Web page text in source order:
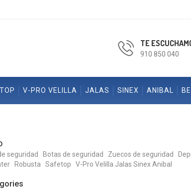
TE
910 850 040
V-PRO VELILLA JALAS SINEX ANIBAL
seguridad Botas de seguridad Zuecos de seguridad
Robusta Safetop V-Pro Velilla Jalas SinexAnibal